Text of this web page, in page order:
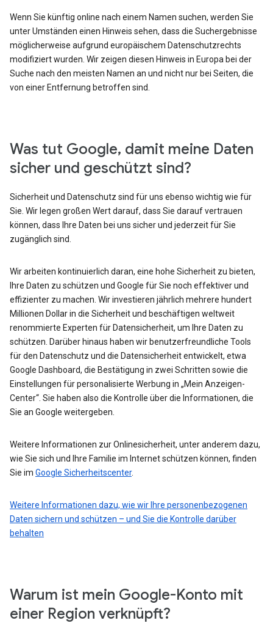
Wenn Sie künftig online nach einem Namen suchen, werden Sie
unter Umständen einen Hinweis sehen, dass die Suchergebnisse
möglicherweise aufgrund europäischem Datenschutzrechts
modifiziert wurden. Wir zeigen diesen Hinweis in Europa bei der
Suche nach den meisten Namen an und nicht nur bei Seiten, die
von einer Entfernung betroffen sind.
Was tut Google, damit meine Daten
sicher und geschützt sind?
Sicherheit und Datenschutz sind für uns ebenso wichtig wie für
Sie. Wir legen großen Wert darauf, dass Sie darauf vertrauen
können, dass Ihre Daten bei uns sicher und jederzeit für Sie
zugänglich sind.
Wir arbeiten kontinuierlich daran, eine hohe Sicherheit zu bieten,
Ihre Daten zu schützen und Google für Sie noch effektiver und
effizienter zu machen. Wir investieren jährlich mehrere hundert
Millionen Dollar in die Sicherheit und beschäftigen weltweit
renommierte Experten für Datensicherheit, um Ihre Daten zu
schützen. Darüber hinaus haben wir benutzerfreundliche Tools
für den Datenschutz und die Datensicherheit entwickelt, etwa
Google Dashboard, die Bestätigung in zwei Schritten sowie die
Einstellungen für personalisierte Werbung in „Mein Anzeigen-
Center“. Sie haben also die Kontrolle über die Informationen, die
Sie an Google weitergeben.
Weitere Informationen zur Onlinesicherheit, unter anderem dazu,
wie Sie sich und Ihre Familie im Internet schützen können, finden
Sie im Google Sicherheitscenter.
Weitere Informationen dazu, wie wir Ihre personenbezogenen
Daten sichern und schützen – und Sie die Kontrolle darüber
behalten
Warum ist mein Google-Konto mit
einer Region verknüpft?